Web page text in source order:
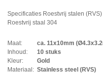
Specificaties Roestvrij stalen
Roestvrij staal 304
Maat:
ca. 11x10mm
Inhoud:
10 stuks
Kleur:
Gold
Materiaal: Stainless steel (RVS)